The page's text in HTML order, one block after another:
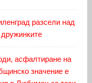
разсели над
асфалтиране на
значение е